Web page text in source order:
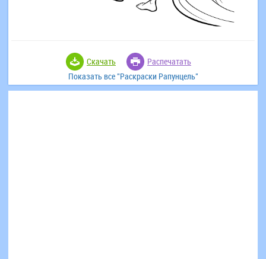
Скачать
Распечатать
Показать все "Раскраски Рапунцель"